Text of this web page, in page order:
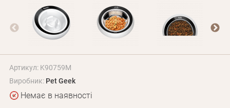
Артикул: K90759M
Виробник: Pet Geek
Немає в наявності